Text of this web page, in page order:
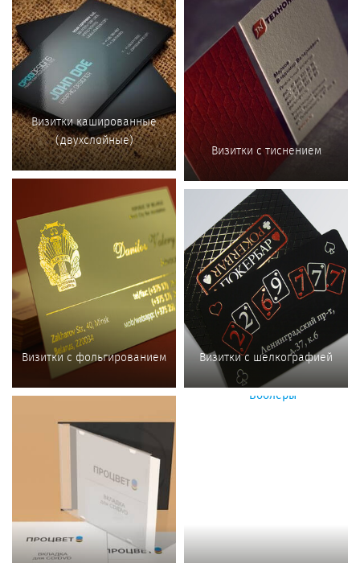
Визитки кашированные
(двухслойные)
Визитки с тиснением
Визитки с фольгированием Визитки с шелкографией